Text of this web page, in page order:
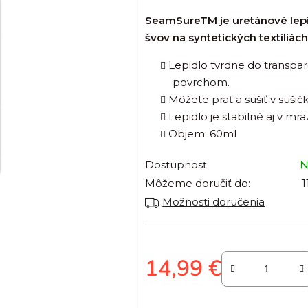
produktu
hviezdičiek.
SeamSureTM je uretánové
švov na syntetických
Lepidlo tvrdne do
povrchom.
Môžete prať a sušiť v
Lepidlo je stabilné aj v
Objem: 60ml
Dostupnosť
Môžeme doručiť do:
Možnosti doručenia
14,99 €
Jednotková cena: